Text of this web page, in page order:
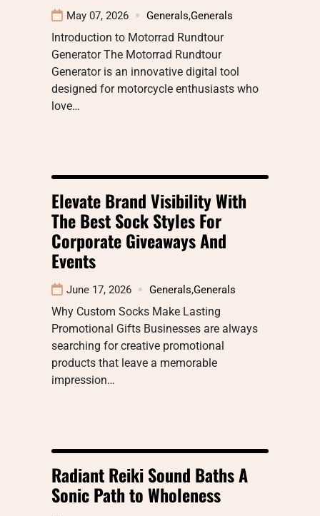
May 07, 2026 Generals,Generals
Introduction to Motorrad Rundtour
Generator The Motorrad Rundtour
Generator is an innovative digital tool
designed for motorcycle enthusiasts who
love…
Elevate Brand Visibility With
The Best Sock Styles For
Corporate Giveaways And
Events
June 17, 2026 Generals,Generals
Why Custom Socks Make Lasting
Promotional Gifts Businesses are always
searching for creative promotional
products that leave a memorable
impression…
Radiant Reiki Sound Baths A
Sonic Path to Wholeness